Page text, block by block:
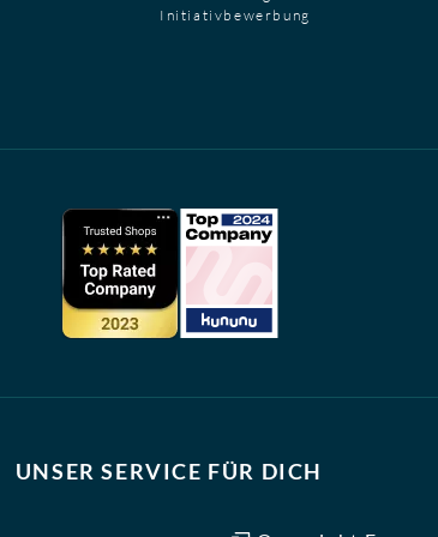
Initiativbewerbung
UNSER SERVICE FÜR DICH